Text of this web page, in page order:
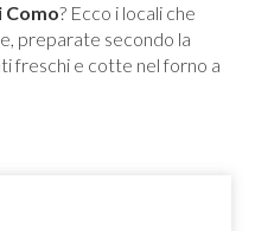
Como? Ecco i locali che
preparate secondo la
freschi e cotte nel forno a